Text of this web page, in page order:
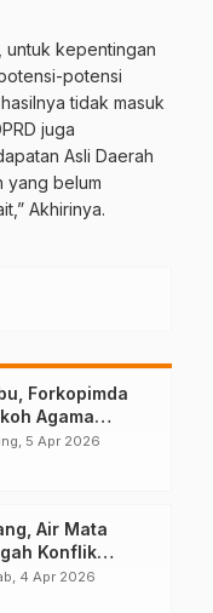
untuk kepentingan
potensi
tidak masuk
juga
Asli Daerah
yang belum
Akhirinya.
Forkopimda
Agama
Damai
5 Apr 2026
Air Mata
Konflik
4 Apr 2026